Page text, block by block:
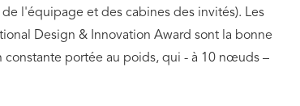
l'équipage et des cabines des invités). Les
Design & Innovation Award sont la bonne
portée au poids, qui - à 10 nœuds –